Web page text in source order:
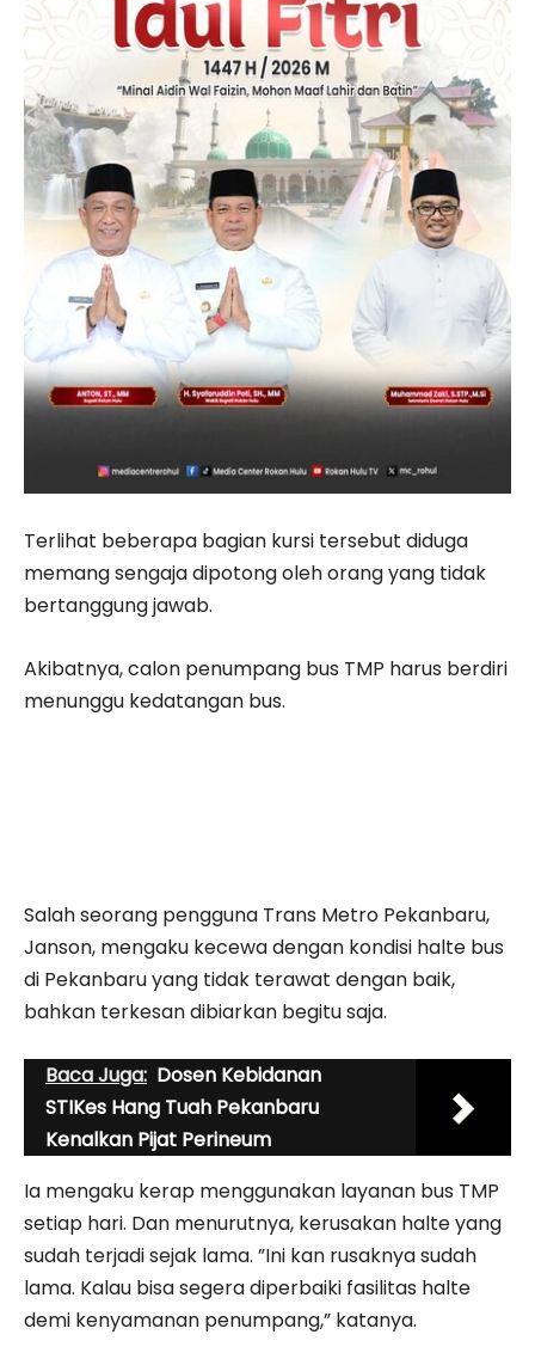
Terlihat beberapa bagian kursi tersebut diduga
memang sengaja dipotong oleh orang yang tidak
bertanggung jawab.
Akibatnya, calon penumpang bus TMP harus berdiri
menunggu kedatangan bus.
Salah seorang pengguna Trans Metro Pekanbaru,
Janson, mengaku kecewa dengan kondisi halte bus
di Pekanbaru yang tidak terawat dengan baik,
bahkan terkesan dibiarkan begitu saja.
Baca Juga: Dosen Kebidanan
STIKes Hang Tuah Pekanbaru
Kenalkan Pijat Perineum
Ia mengaku kerap menggunakan layanan bus TMP
setiap hari. Dan menurutnya, kerusakan halte yang
sudah terjadi sejak lama. ”Ini kan rusaknya sudah
lama. Kalau bisa segera diperbaiki fasilitas halte
demi kenyamanan penumpang,” katanya.